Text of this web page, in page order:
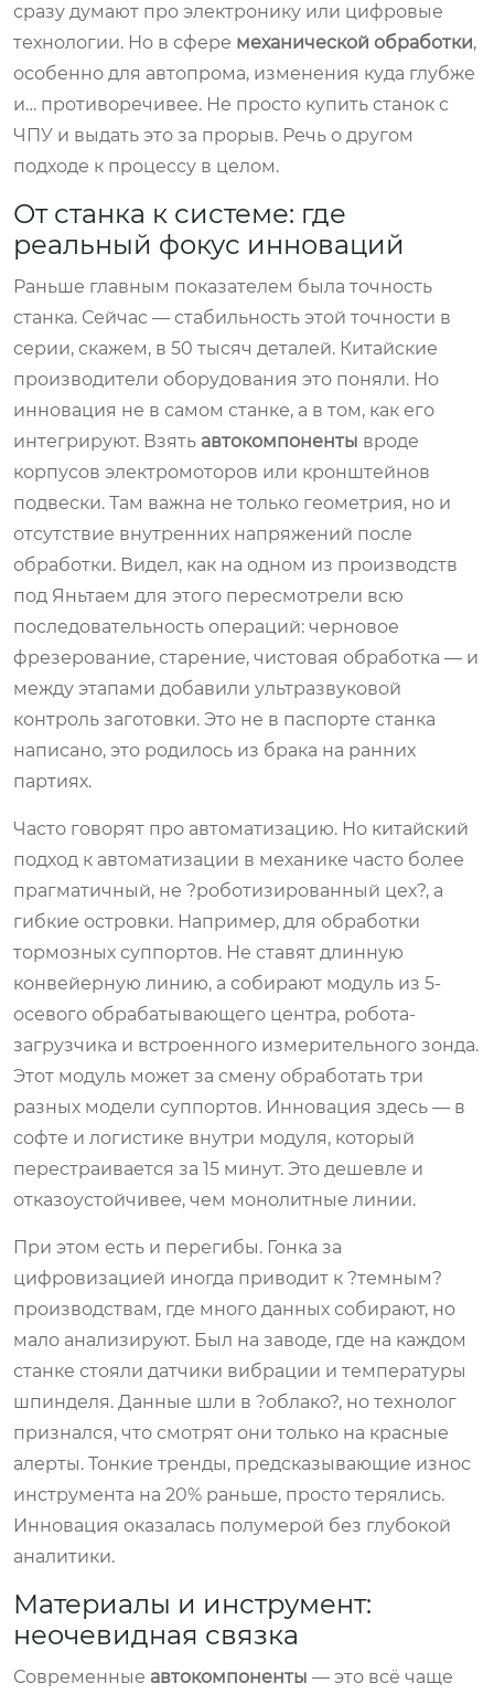
сразу думают про электронику или цифровые
технологии. Но в сфере механической обработки,
особенно для автопрома, изменения куда глубже
и… противоречивее. Не просто купить станок с
ЧПУ и выдать это за прорыв. Речь о другом
подходе к процессу в целом.
От станка к системе: где
реальный фокус инноваций
Раньше главным показателем была точность
станка. Сейчас — стабильность этой точности в
серии, скажем, в 50 тысяч деталей. Китайские
производители оборудования это поняли. Но
инновация не в самом станке, а в том, как его
интегрируют. Взять автокомпоненты вроде
корпусов электромоторов или кронштейнов
подвески. Там важна не только геометрия, но и
отсутствие внутренних напряжений после
обработки. Видел, как на одном из производств
под Яньтаем для этого пересмотрели всю
последовательность операций: черновое
фрезерование, старение, чистовая обработка — и
между этапами добавили ультразвуковой
контроль заготовки. Это не в паспорте станка
написано, это родилось из брака на ранних
партиях.
Часто говорят про автоматизацию. Но китайский
подход к автоматизации в механике часто более
прагматичный, не ?роботизированный цех?, а
гибкие островки. Например, для обработки
тормозных суппортов. Не ставят длинную
конвейерную линию, а собирают модуль из 5-
осевого обрабатывающего центра, робота-
загрузчика и встроенного измерительного зонда.
Этот модуль может за смену обработать три
разных модели суппортов. Инновация здесь — в
софте и логистике внутри модуля, который
перестраивается за 15 минут. Это дешевле и
отказоустойчивее, чем монолитные линии.
При этом есть и перегибы. Гонка за
цифровизацией иногда приводит к ?темным?
производствам, где много данных собирают, но
мало анализируют. Был на заводе, где на каждом
станке стояли датчики вибрации и температуры
шпинделя. Данные шли в ?облако?, но технолог
признался, что смотрят они только на красные
алерты. Тонкие тренды, предсказывающие износ
инструмента на 20% раньше, просто терялись.
Инновация оказалась полумерой без глубокой
аналитики.
Материалы и инструмент:
неочевидная связка
Современные автокомпоненты — это всё чаще